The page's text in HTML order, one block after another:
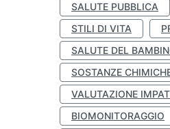
SALUTE PUBBLICA
STILI DI VITA
SALUTE DEL
SOSTANZE
VALUTAZIONE
BIOMONITORAGGIO